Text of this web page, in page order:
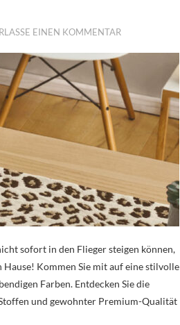
EINEN KOMMENTAR
sofort in den Flieger steigen können,
Kommen Sie mit auf eine stilvolle
Farben. Entdecken Sie die
und gewohnter Premium-Qualität